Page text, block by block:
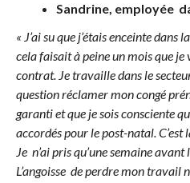
Sandrine, employée
« J’ai su que j’étais enceinte dans
cela faisait à peine un mois que je
contrat. Je travaille dans le
question réclamer mon congé
garanti et que je sois consciente
accordés pour le post-natal.
Je n’ai pris qu’une semaine
L’angoisse de perdre mon travail